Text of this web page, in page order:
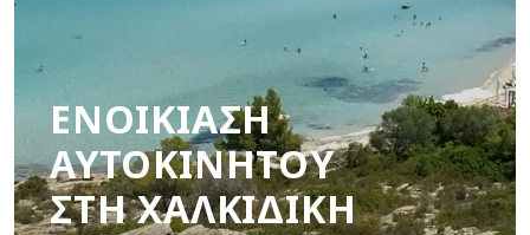
ΕΝΟΙΚΊΑΣΗ
ΑΥΤΟΚΙΝΉΤΟΥ
ΣΤΗ ΧΑΛΚΙΔΙΚΉ